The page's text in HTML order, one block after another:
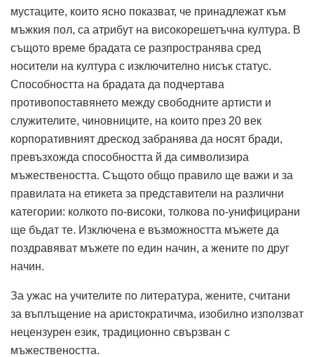
мустаците, които ясно показват, че принадлежат към
мъжкия пол, са атрибут на високорешетъчна култура. В
същото време брадата се разпространява сред
носители на култура с изключително нисък статус.
Способността на брадата да подчертава
противопоставянето между свободните артисти и
служителите, чиновниците, на които през 20 век
корпоративният дрескод забранява да носят бради,
превъзхожда способността й да символизира
мъжествеността. Същото общо правило ще важи и за
правилата на етикета за представители на различни
категории: колкото по-високи, толкова по-унифицирани
ще бъдат те. Изключена е възможността мъжете да
поздравяват мъжете по един начин, а жените по друг
начин.
За ужас на учителите по литература, жените, считани
за въплъщение на аристократичма, изобилно използват
нецензурен език, традиционно свързван с
мъжествеността.